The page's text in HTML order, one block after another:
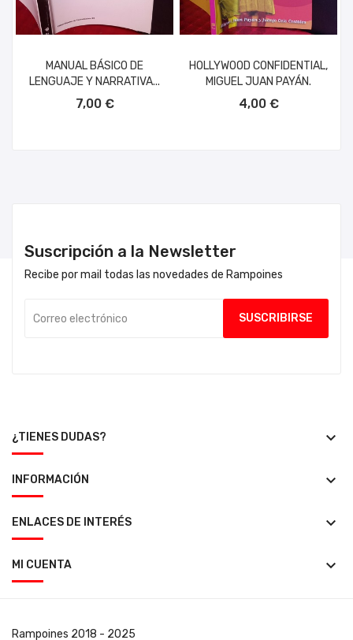
MANUAL BÁSICO DE
LENGUAJE Y NARRATIVA...
7,00 €
HOLLYWOOD CONFIDENTIAL,
MIGUEL JUAN PAYÁN.
4,00 €
Suscripción a la Newsletter
Recibe por mail todas las novedades de Rampoines
¿TIENES DUDAS? keyboard_arrow_down
INFORMACIÓN keyboard_arrow_down
ENLACES DE INTERÉS keyboard_arrow_down
MI CUENTA keyboard_arrow_down
Rampoines 2018 - 2025